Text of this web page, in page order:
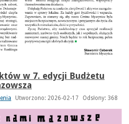
w 7. edycji Budżetu
Utworzono: 2026-02-17 Odsłony: 368